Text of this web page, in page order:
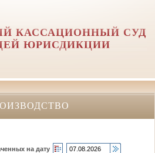
КАССАЦИОННЫЙ СУД
ЮРИСДИКЦИИ
на дату